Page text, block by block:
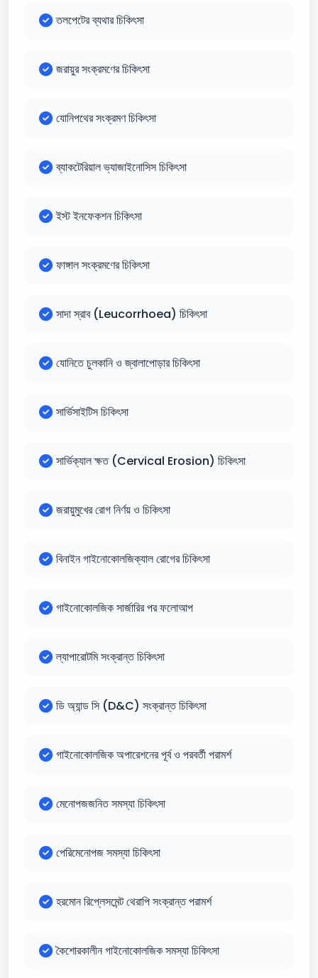
তলপেটের ব্যথার চিকিৎসা
জরায়ুর সংক্রমণের চিকিৎসা
যোনিপথের সংক্রমণ চিকিৎসা
ব্যাকটেরিয়াল ভ্যাজাইনোসিস চিকিৎসা
ইস্ট ইনফেকশন চিকিৎসা
ফাঙ্গাল সংক্রমণের চিকিৎসা
সাদা স্রাব (Leucorrhoea) চিকিৎসা
যোনিতে চুলকানি ও জ্বালাপোড়ার চিকিৎসা
সার্ভিসাইটিস চিকিৎসা
সার্ভিক্যাল ক্ষত (Cervical Erosion) চিকিৎসা
জরায়ুমুখের রোগ নির্ণয় ও চিকিৎসা
বিনাইন গাইনোকোলজিক্যাল রোগের চিকিৎসা
গাইনোকোলজিক সার্জারির পর ফলোআপ
ল্যাপারোটমি সংক্রান্ত চিকিৎসা
ডি অ্যান্ড সি (D&C) সংক্রান্ত চিকিৎসা
গাইনোকোলজিক অপারেশনের পূর্ব ও পরবর্তী পরামর্শ
মেনোপজজনিত সমস্যা চিকিৎসা
পেরিমেনোপজ সমস্যা চিকিৎসা
হরমোন রিপ্লেসমেন্ট থেরাপি সংক্রান্ত পরামর্শ
কৈশোরকালীন গাইনোকোলজিক সমস্যা চিকিৎসা